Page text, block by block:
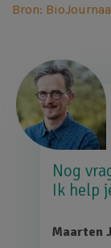
Bron:
Afbeelding
Nog
Ik help
Maarten